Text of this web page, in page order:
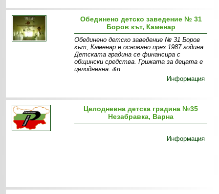
Обединено детско заведение № 31
Боров кът, Каменар
Обединено детско заведение № 31 Боров
кът, Каменар е основано през 1987 година.
Детската градина се финансира с
общински средства. Грижата за децата е
целодневна. &n
Информация
Целодневна детска градина №35
Незабравка, Варна
Информация